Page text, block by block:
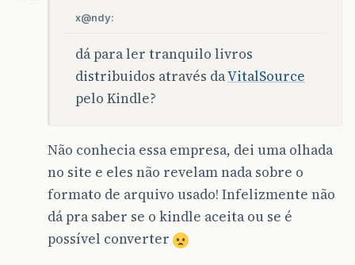
x@ndy:
dá para ler tranquilo livros
distribuidos através daVitalSource
pelo Kindle?
Não conhecia essa empresa, dei uma olhada
no site e eles não revelam nada sobre o
formato de arquivo usado! Infelizmente não
dá pra saber se o kindle aceita ou se é
possível converter